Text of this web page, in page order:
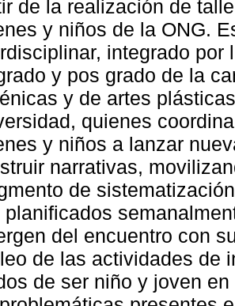
de la realización de
y niños de la ONG.
integrado por
y pos grado de la
y de artes
quienes
y niños a lanzar
narrativas,
de
planificados
del encuentro con
de las actividades de
de ser niño y joven